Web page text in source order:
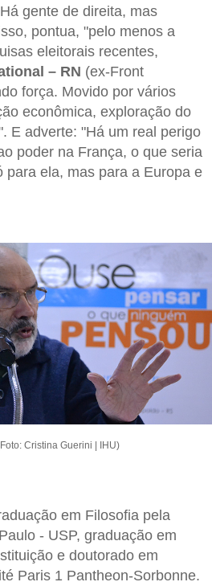
gente de direita, mas
pontua, "pelo menos a
eleitorais recentes,
– RN (ex-Front
força. Movido por vários
econômica, exploração do
E adverte: "Há um real perigo
poder na França, o que seria
para ela, mas para a Europa e
Cristina Guerini | IHU)
em Filosofia pela
- USP, graduação em
e doutorado em
Paris 1 Pantheon-Sorbonne.